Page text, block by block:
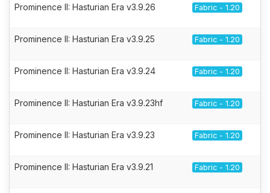
Prominence II: Hasturian Era v3.9.26 Fabric - 1.20
Prominence II: Hasturian Era v3.9.25 Fabric - 1.20
Prominence II: Hasturian Era v3.9.24 Fabric - 1.20
Prominence II: Hasturian Era v3.9.23hf Fabric - 1.20
Prominence II: Hasturian Era v3.9.23 Fabric - 1.20
Prominence II: Hasturian Era v3.9.21 Fabric - 1.20